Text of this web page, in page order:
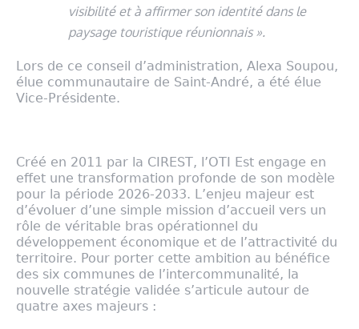
visibilité et à affirmer son identité dans le
paysage touristique réunionnais».
Lors de ce conseil d’administration, Alexa Soupou,
élue communautaire de Saint-André, a été élue
Vice-Présidente.
Créé en 2011 par la CIREST, l’OTI Est engage en
effet une transformation profonde de son modèle
pour la période 2026-2033. L’enjeu majeur est
d’évoluer d’une simple mission d’accueil vers un
rôle de véritable bras opérationnel du
développement économique et de l’attractivité du
territoire. Pour porter cette ambition au bénéfice
des six communes de l’intercommunalité, la
nouvelle stratégie validée s’articule autour de
quatre axes majeurs :